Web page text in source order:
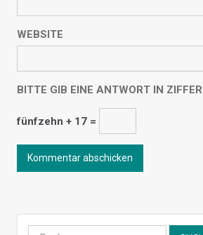
WEBSITE
BITTE GIB EINE ANTWORT IN
fünfzehn + 17 =
Suchen